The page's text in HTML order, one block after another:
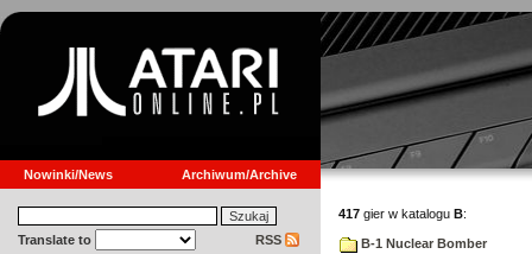
Nowinki/News Archiwum/Archive
Translate to RSS
417 gier w katalogu B:
B-1 Nuclear Bomber